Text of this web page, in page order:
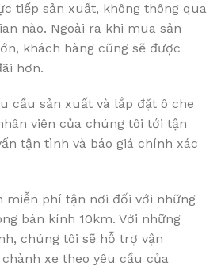
tiếp sản xuất, không thông qua
nào. Ngoài ra khi mua sản
khách hàng cũng sẽ được
hơn.
cầu sản xuất và lắp đặt ô che
viên của chúng tôi tới tận
tận tình và báo giá chính xác
miễn phí tận nơi đối với những
bán kính 10km. Với những
chúng tôi sẽ hỗ trợ vận
xe theo yêu cầu của